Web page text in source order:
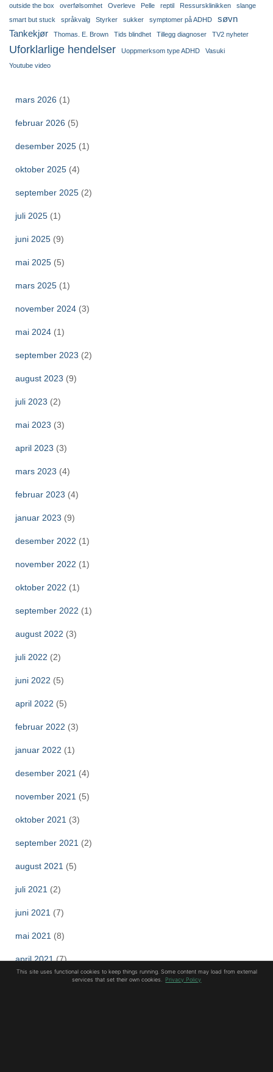
outside the box
overfølsomhet Overleve Pelle reptil Ressursklinikken
slange
smart but stuck
språkvalg Styrker sukker symptomer på ADHD
søvn
Tankekjør
Thomas. E. Brown Tids blindhet Tillegg diagnoser TV2 nyheter
Uforklarlige hendelser Uoppmerksom type ADHD
Vasuki
Youtube video
mars 2026 (1)
februar 2026 (5)
desember 2025 (1)
oktober 2025 (4)
september 2025 (2)
juli 2025 (1)
juni 2025 (9)
mai 2025 (5)
mars 2025 (1)
november 2024 (3)
mai 2024 (1)
september 2023 (2)
august 2023 (9)
juli 2023 (2)
mai 2023 (3)
april 2023 (3)
mars 2023 (4)
februar 2023 (4)
januar 2023 (9)
desember 2022 (1)
november 2022 (1)
oktober 2022 (1)
september 2022 (1)
august 2022 (3)
juli 2022 (2)
juni 2022 (5)
april 2022 (5)
februar 2022 (3)
januar 2022 (1)
desember 2021 (4)
november 2021 (5)
oktober 2021 (3)
september 2021 (2)
august 2021 (5)
juli 2021 (2)
juni 2021 (7)
mai 2021 (8)
april 2021(7)
This site uses functional cookies to keep things running. Some content may load from external
services that set their own cookies.
Privacy Policy